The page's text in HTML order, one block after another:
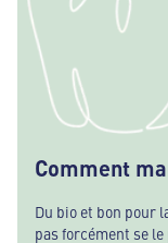
Comment
Du bio et bon pour
pas forcément se